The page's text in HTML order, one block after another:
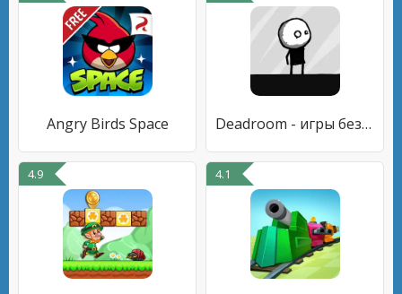
Angry Birds Space Deadroom - игры без интернета
4.9 4.1